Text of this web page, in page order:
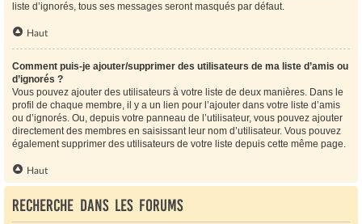
liste d’ignorés, tous ses messages seront masqués par défaut.
Haut
Comment puis-je ajouter/supprimer des utilisateurs de ma liste d’amis ou
d’ignorés ?
Vous pouvez ajouter des utilisateurs à votre liste de deux manières. Dans le
profil de chaque membre, il y a un lien pour l’ajouter dans votre liste d’amis
ou d’ignorés. Ou, depuis votre panneau de l’utilisateur, vous pouvez ajouter
directement des membres en saisissant leur nom d’utilisateur. Vous pouvez
également supprimer des utilisateurs de votre liste depuis cette même page.
Haut
Recherche dans les forums